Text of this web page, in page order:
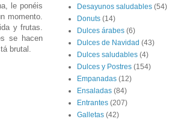
le ponéis
momento.
y frutas.
se hacen
brutal.
Desayunos saludables (54)
Donuts (14)
Dulces árabes (6)
Dulces de Navidad (43)
Dulces saludables (4)
Dulces y Postres (154)
Empanadas (12)
Ensaladas (84)
Entrantes (207)
Galletas (42)